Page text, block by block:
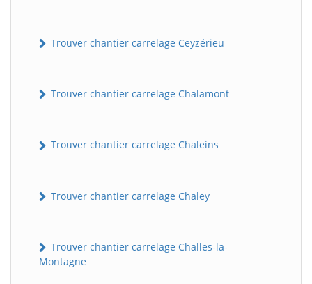
Trouver chantier carrelage Ceyzérieu
Trouver chantier carrelage Chalamont
Trouver chantier carrelage Chaleins
Trouver chantier carrelage Chaley
Trouver chantier carrelage Challes-la-
Montagne